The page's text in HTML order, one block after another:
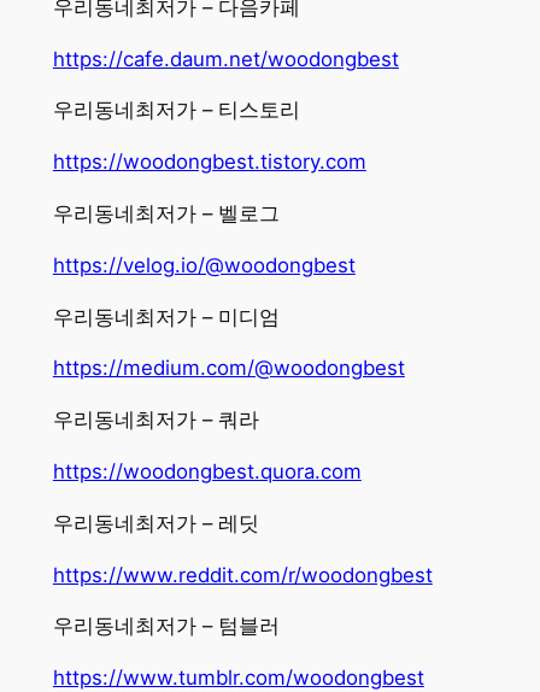
우리동네최저가 – 다음카페
https://cafe.daum.net/woodongbest
우리동네최저가 – 티스토리
https://woodongbest.tistory.com
우리동네최저가 – 벨로그
https://velog.io/@woodongbest
우리동네최저가 – 미디엄
https://medium.com/@woodongbest
우리동네최저가 – 쿼라
https://woodongbest.quora.com
우리동네최저가 – 레딧
https://www.reddit.com/r/woodongbest
우리동네최저가 – 텀블러
https://www.tumblr.com/woodongbest